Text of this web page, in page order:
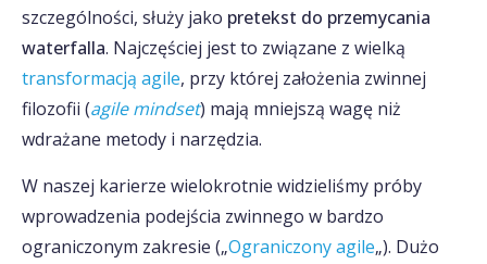
szczególności, służy jako pretekst do przemycania
waterfalla. Najczęściej jest to związane z wielką
transformacją agile, przy której założenia zwinnej
filozofii (agile mindset) mają mniejszą wagę niż
wdrażane metody i narzędzia.
W naszej karierze wielokrotnie widzieliśmy próby
wprowadzenia podejścia zwinnego w bardzo
ograniczonym zakresie („Ograniczony agile„). Dużo